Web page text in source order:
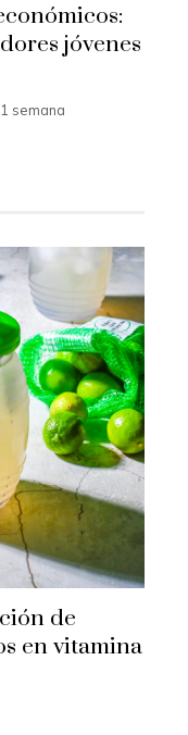
jóvenes
semana
de
en vitamina